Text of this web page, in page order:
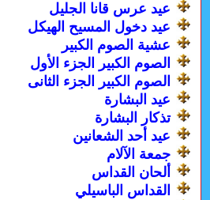
عيد عرس قانا الجليل
عيد دخول المسيح الهيكل
عشية الصوم الكبير
الصوم الكبير الجزء الأول
الصوم الكبير الجزء الثانى
عيد البشارة
تذكار البشارة
عيد أحد الشعانين
جمعة الآلام
ألحان القداس
القداس الباسيلي